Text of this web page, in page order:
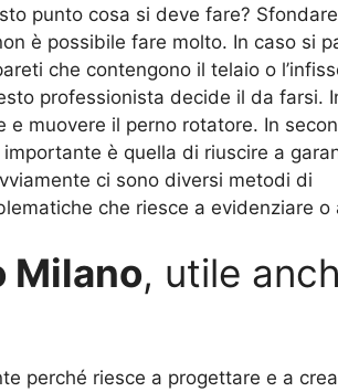
punto cosa si deve fare? Sfondare
è possibile fare molto. In caso si
che contengono il telaio o
professionista decide il da farsi.
e muovere il perno rotatore. In
è quella di riuscire a
ci sono diversi metodi di
che riesce a evidenziare o
Milano, utile
perché riesce a progettare e a